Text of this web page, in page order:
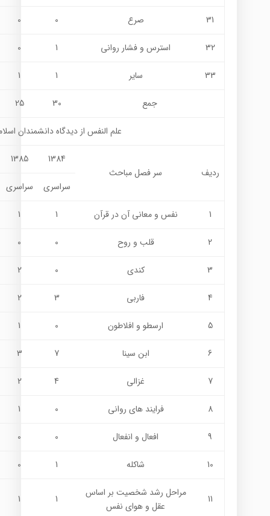
31 صرع 0
0
32 استرس و فشار رواني 1
0
33 ساير 1
1
جمع 30
25
علم النفس از ديدگاه دانشمندان
ردیف سر فصل مباحث
1384
1385
سراسری سراسری
1 نفس و معانی آن در قرآن 1
1
2 قلب و روح 0
0
3 کندی 0
2
4 فاربی 3
2
5 ارسطو و افلاطون 0
1
6 ابن سینا 7
3
7 غزالی 4
2
8 فرایند های روانی 0
1
9 افعال و انفعال 0
0
10 شاکله 1
0
11
مراحل رشد شخصیت بر اساس
عقل و هوای نفس
1
1